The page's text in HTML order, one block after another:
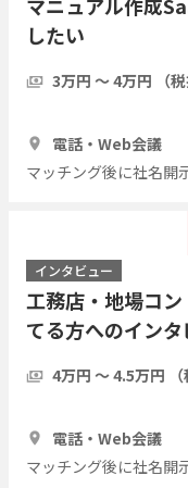
したい
3万円 〜 4万円 （税
電話・Web会議
マッチング後に社名開
インタビュー
工務店・地場コ
てる方へのインタ
4万円 〜 4.5万円 （
電話・Web会議